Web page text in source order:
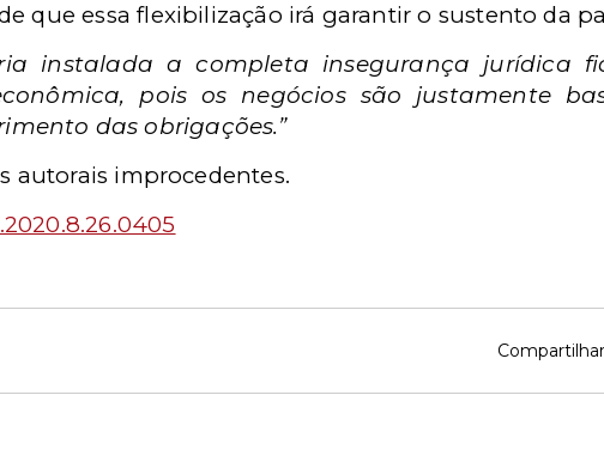
que essa flexibilização irá garantir o sustento da
instalada a completa insegurança jurídica
pois os negócios são justamente
das obrigações.”
autorais improcedentes.
Compartilhar